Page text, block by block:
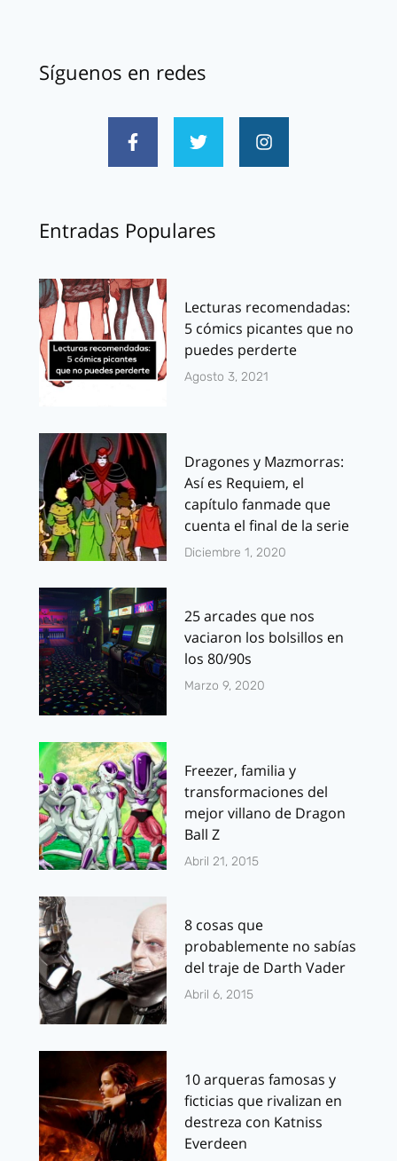
Síguenos en redes
Entradas Populares
Lecturas recomendadas:
5 cómics picantes que no
puedes perderte
Agosto 3, 2021
Dragones y Mazmorras:
Así es Requiem, el
capítulo fanmade que
cuenta el final de la serie
Diciembre 1, 2020
25 arcades que nos
vaciaron los bolsillos en
los 80/90s
Marzo 9, 2020
Freezer, familia y
transformaciones del
mejor villano de Dragon
Ball Z
Abril 21, 2015
8 cosas que
probablemente no sabías
del traje de Darth Vader
Abril 6, 2015
10 arqueras famosas y
ficticias que rivalizan en
destreza con Katniss
Everdeen